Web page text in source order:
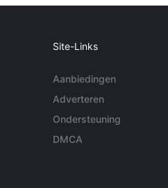
Site-Links
Aanbiedingen
Adverteren
Ondersteuning
DMCA